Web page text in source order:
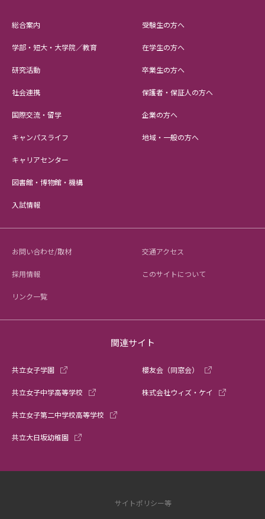
総合案内
学部・短大・大学院／教育
研究活動
社会連携
国際交流・留学
キャンパスライフ
キャリアセンター
図書館・博物館・機構
入試情報
受験生の方へ
在学生の方へ
卒業生の方へ
保護者・保証人の方へ
企業の方へ
地域・一般の方へ
お問い合わせ/取材 交通アクセス
採用情報 このサイトについて
リンク一覧
関連サイト
共立女子学園
共立女子中学高等学校
共立女子第二中学校高等学校
共立大日坂幼稚園
櫻友会（同窓会）
株式会社ウィズ・ケイ
サイトポリシー等